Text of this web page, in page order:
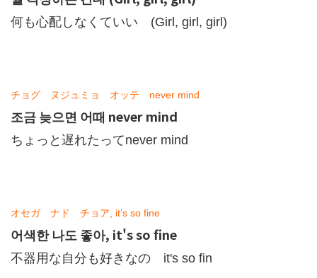
何も心配しなくていい (Girl, girl, girl)
チョグ ヌジュミョ オッテ never mind
조금 늦으면 어때 never mind
ちょっと遅れたってnever mind
オセガ ナド チョア, it’s so fine
어색한 나도 좋아, it's so fine
不器用な自分も好きなの it's so fin